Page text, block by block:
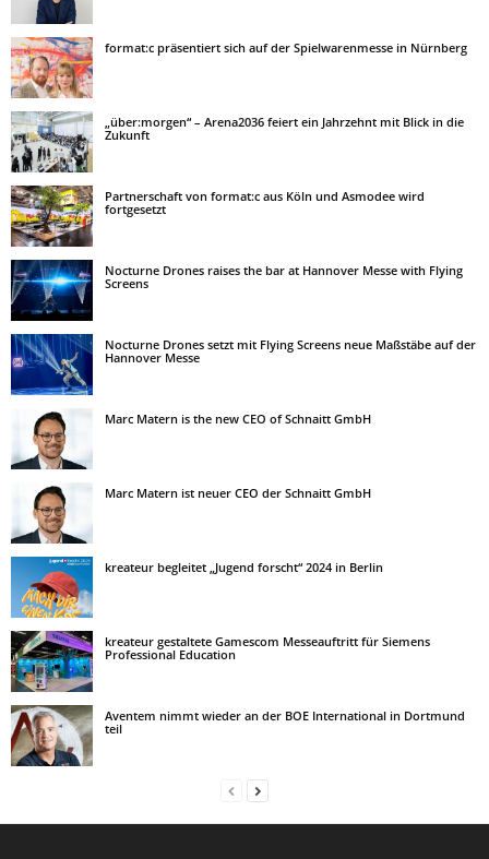
format:c präsentiert sich auf der Spielwarenmesse in Nürnberg
„über:morgen“ – Arena2036 feiert ein Jahrzehnt mit Blick in die
Zukunft
Partnerschaft von format:c aus Köln und Asmodee wird
fortgesetzt
Nocturne Drones raises the bar at Hannover Messe with Flying
Screens
Nocturne Drones setzt mit Flying Screens neue Maßstäbe auf der
Hannover Messe
Marc Matern is the new CEO of Schnaitt GmbH
Marc Matern ist neuer CEO der Schnaitt GmbH
kreateur begleitet „Jugend forscht“ 2024 in Berlin
kreateur gestaltete Gamescom Messeauftritt für Siemens
Professional Education
Aventem nimmt wieder an der BOE International in Dortmund
teil